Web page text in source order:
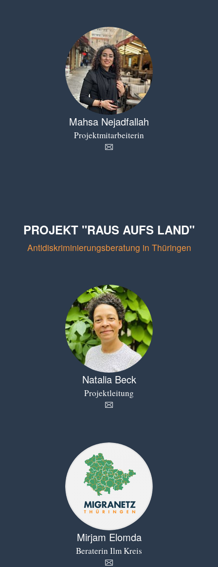
Mahsa Nejadfallah
Projektmitarbeiterin
PROJEKT "RAUS AUFS LAND"
Antidiskriminierungsberatung in Thüringen
Natalia Beck
Projektleitung
Mirjam Elomda
Beraterin Ilm Kreis